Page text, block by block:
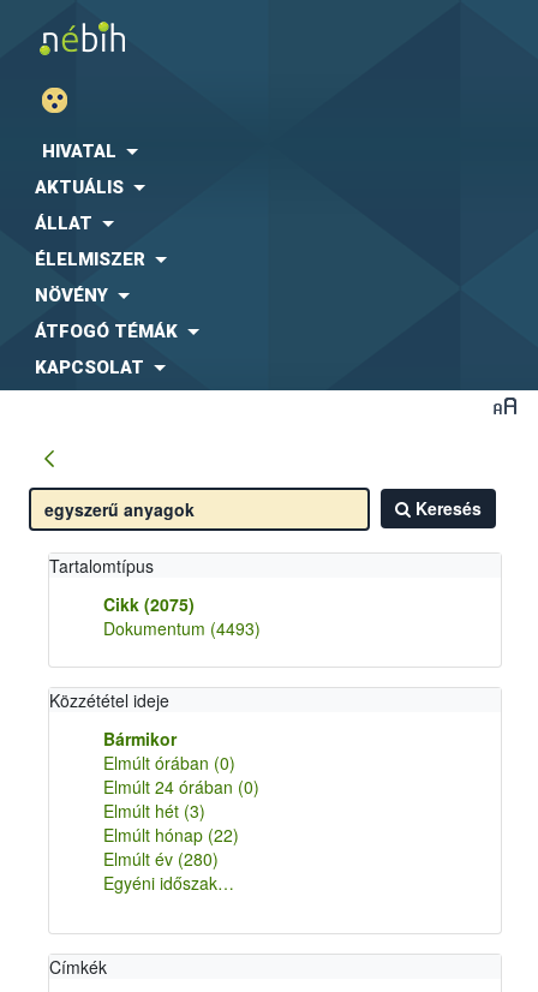
HIVATAL
AKTUÁLIS
ÁLLAT
ÉLELMISZER
NÖVÉNY
ÁTFOGÓ TÉMÁK
KAPCSOLAT
Keresés
Tartalomtípus
Cikk (2075)
Dokumentum (4493)
Közzététel ideje
Bármikor
Elmúlt órában (0)
Elmúlt 24 órában (0)
Elmúlt hét (3)
Elmúlt hónap (22)
Elmúlt év (280)
Egyéni időszak…
Címkék